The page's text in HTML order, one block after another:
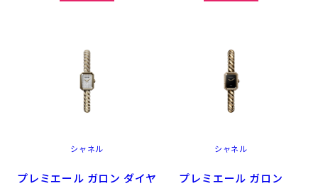
シャネル
プレミエール ガロン ダイヤ
シャネル
プレミエール ガロン